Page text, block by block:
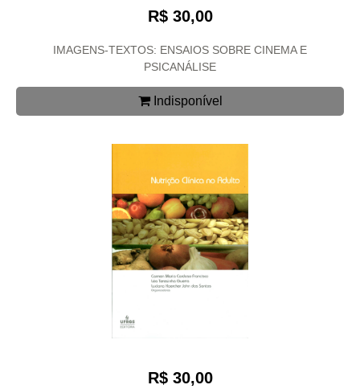
R$ 30,00
IMAGENS-TEXTOS: ENSAIOS SOBRE CINEMA E
PSICANÁLISE
Indisponível
R$ 30,00